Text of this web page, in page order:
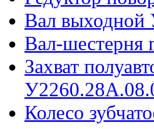
Вал выходной
Вал-шестерня
Захват
Колесо